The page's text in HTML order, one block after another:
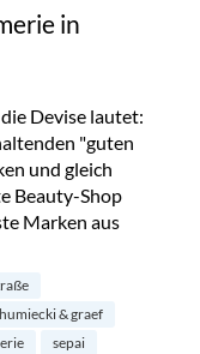
in
Devise lautet:
"guten
und gleich
Beauty-Shop
Marken aus
in Berlin-
humiecki & graef
sepai